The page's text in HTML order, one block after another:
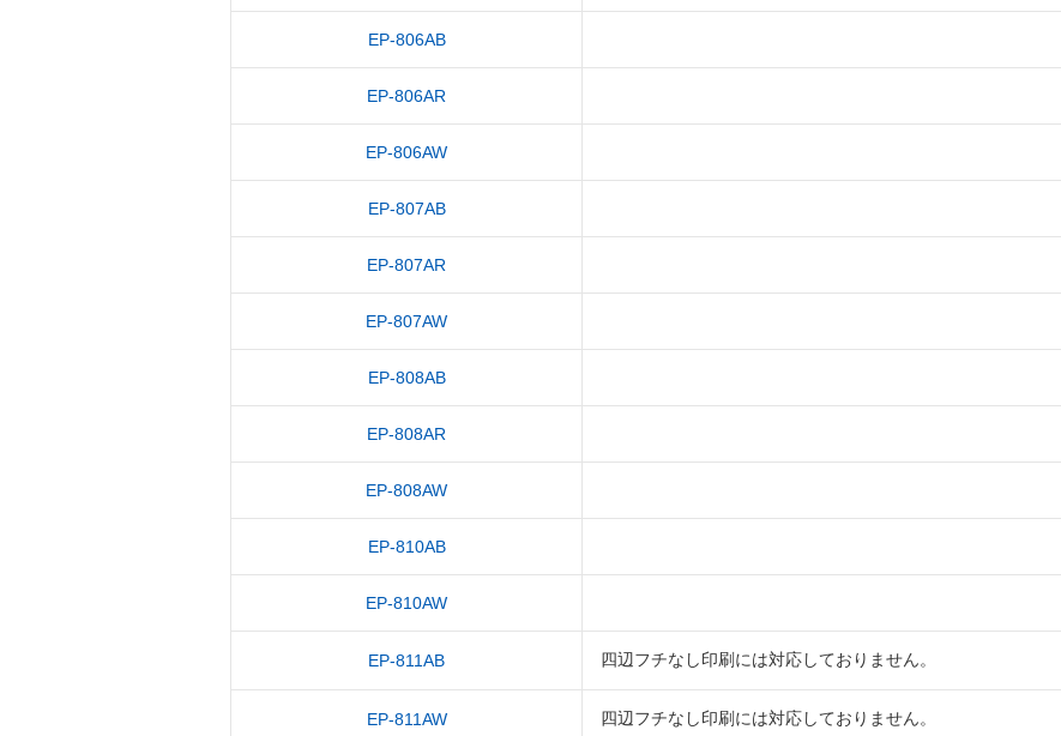
EP-806AB
EP-806AR
EP-806AW
EP-807AB
EP-807AR
EP-807AW
EP-808AB
EP-808AR
EP-808AW
EP-810AB
EP-810AW
EP-811AB 四辺フチなし印刷には対応しておりません。
EP-811AW 四辺フチなし印刷には対応しておりません。